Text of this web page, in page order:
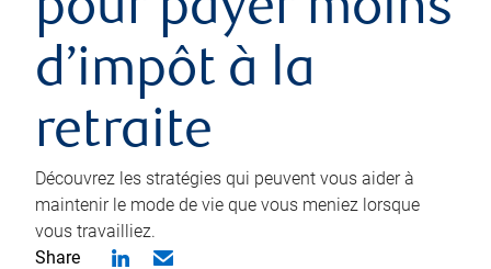
pour payer moins
d’impôt à la
retraite
Découvrez les stratégies qui peuvent vous aider à
maintenir le mode de vie que vous meniez lorsque
vous travailliez.
Share